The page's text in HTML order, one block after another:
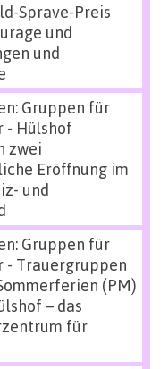
Sprave-Preis
und
und
Gruppen für
- Hülshof
zwei
Eröffnung im
und
Gruppen für
- Trauergruppen
(PM)
– das
für